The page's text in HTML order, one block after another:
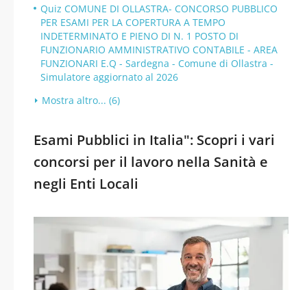
Quiz COMUNE DI OLLASTRA- CONCORSO PUBBLICO
PER ESAMI PER LA COPERTURA A TEMPO
INDETERMINATO E PIENO DI N. 1 POSTO DI
FUNZIONARIO AMMINISTRATIVO CONTABILE - AREA
FUNZIONARI E.Q - Sardegna - Comune di Ollastra -
Simulatore aggiornato al 2026
Mostra altro... (6)
Esami Pubblici in Italia": Scopri i vari
concorsi per il lavoro nella Sanità e
negli Enti Locali